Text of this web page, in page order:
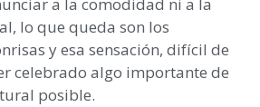
a la comodidad ni a la
lo que queda son los
y esa sensación, difícil de
celebrado algo importante de
posible.